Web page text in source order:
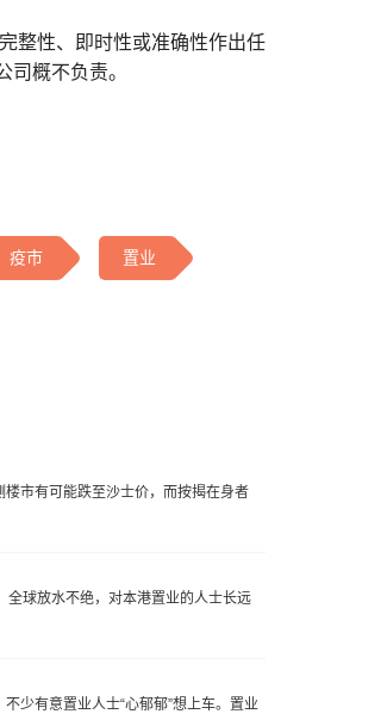
整性、即时性或准确性作出任
概不负责。
疫市 置业
市有可能跌至沙士价，而按揭在身者
球放水不绝，对本港置业的人士长远
少有意置业人士“心郁郁”想上车。置业